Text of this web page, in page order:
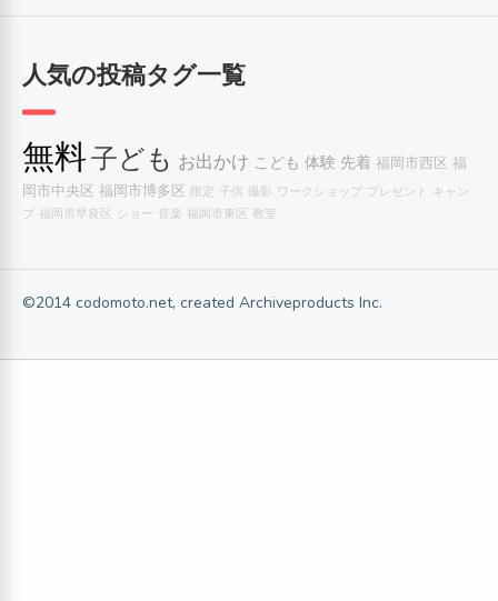
人気の投稿タグ一覧
無料子ども お出かけ こども 体験 先着 福岡市西区 福
岡市中央区 福岡市博多区 限定 子供 撮影 ワークショップ プレゼント キャン
プ 福岡市早良区 ショー 音楽 福岡市東区 教室
©2014 codomoto.net, created Archiveproducts Inc.